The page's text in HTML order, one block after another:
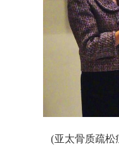
(亚太骨质疏松